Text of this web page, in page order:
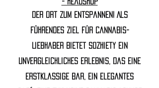
Der Ort zum Entspannen! Als
führendes Ziel für Cannabis-
Liebhaber bietet Sozhiety ein
unvergleichliches Erlebnis, das eine
erstklassige Bar, ein elegantes